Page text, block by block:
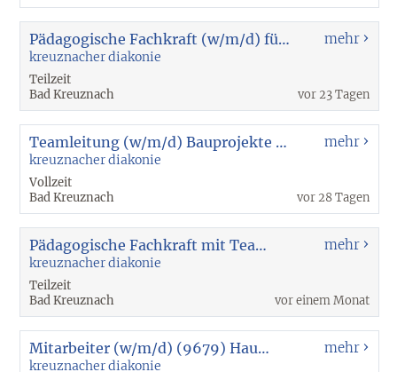
Pädagogische Fachkraft (w/m/d) für unsere Kinder- und Jugendwohngruppe 9634
kreuznacher diakonie
Teilzeit
Bad Kreuznach
mehr
vor 23 Tagen
Teamleitung (w/m/d) Bauprojekte 10158
kreuznacher diakonie
Vollzeit
Bad Kreuznach
mehr
vor 28 Tagen
Pädagogische Fachkraft mit Teamleitung (w/m/d) für den Bereich Aufsuchende Assistenz 10136
kreuznacher diakonie
Teilzeit
Bad Kreuznach
mehr
vor einem Monat
Mitarbeiter (w/m/d) (9679) Hauswirtschaft/Reinigung gesucht
kreuznacher diakonie
mehr